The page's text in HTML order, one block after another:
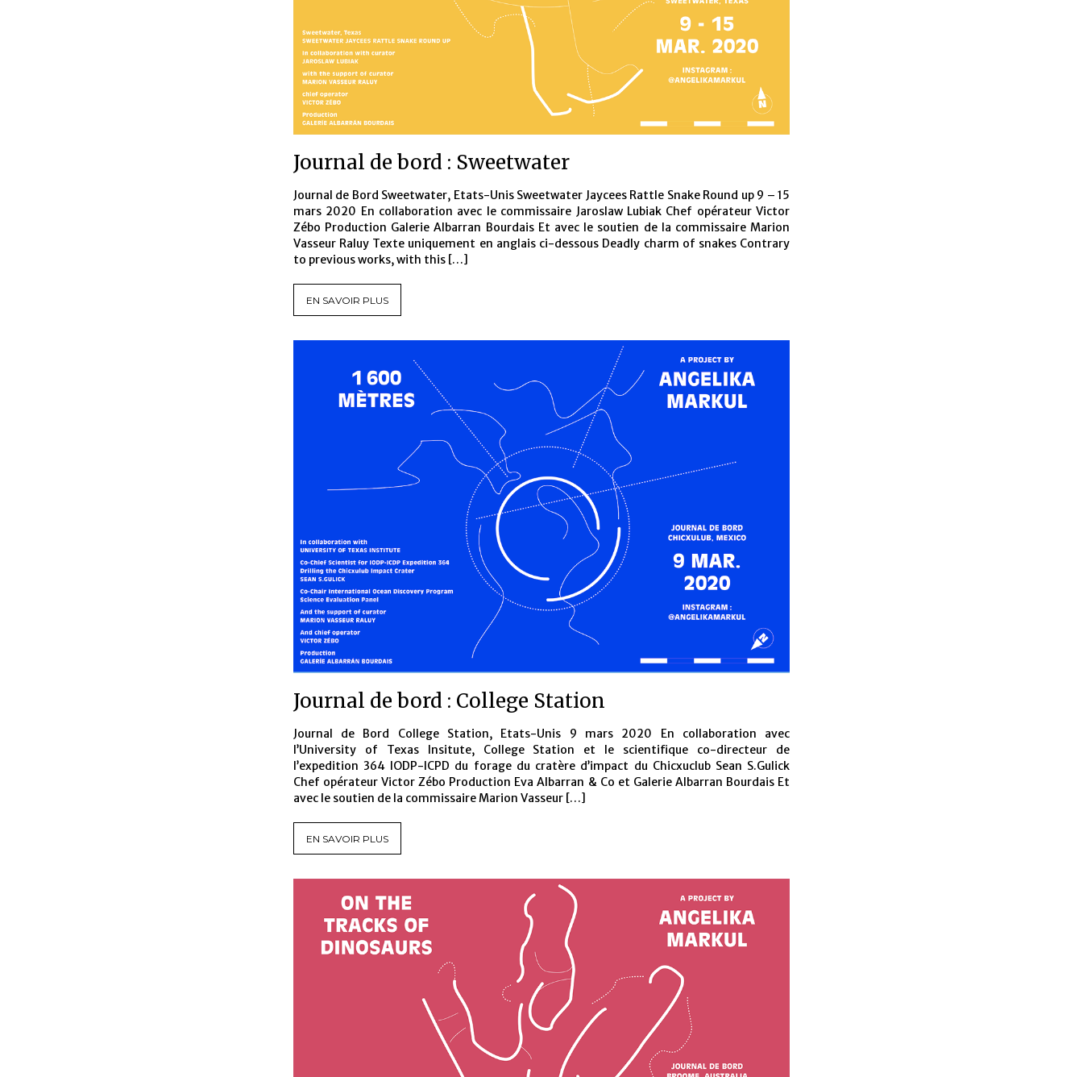
Journal de bord : Sweetwater
Journal de Bord Sweetwater, Etats-Unis Sweetwater Jaycees Rattle Snake Round up 9 – 15
mars 2020 En collaboration avec le commissaire Jaroslaw Lubiak Chef opérateur Victor
Zébo Production Galerie Albarran Bourdais Et avec le soutien de la commissaire Marion
Vasseur Raluy Texte uniquement en anglais ci-dessous Deadly charm of snakes Contrary
to previous works, with this […]
EN SAVOIR PLUS
Journal de bord : College Station
Journal de Bord College Station, Etats-Unis 9 mars 2020 En collaboration avec
l’University of Texas Insitute, College Station et le scientifique co-directeur de
l’expedition 364 IODP-ICPD du forage du cratère d’impact du Chicxuclub Sean S.Gulick
Chef opérateur Victor Zébo Production Eva Albarran & Co et Galerie Albarran Bourdais Et
avec le soutien de la commissaire Marion Vasseur […]
EN SAVOIR PLUS